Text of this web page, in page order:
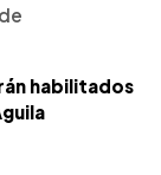
habilitados